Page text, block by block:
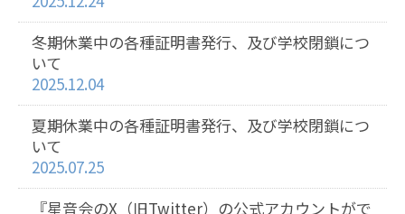
冬期休業中の各種証明書発行、及び学校閉鎖につ
いて
2025.12.04
夏期休業中の各種証明書発行、及び学校閉鎖につ
いて
2025.07.25
『星音会のX（旧Twitter）の公式アカウントがで